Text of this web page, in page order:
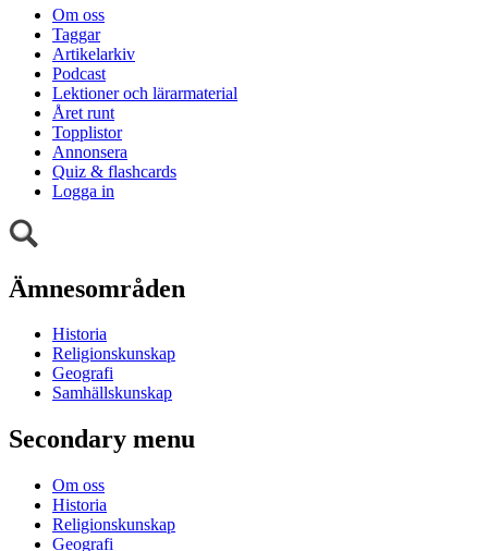
Om oss
Taggar
Artikelarkiv
Podcast
Lektioner och lärarmaterial
Året runt
Topplistor
Annonsera
Quiz & flashcards
Logga in
Ämnesområden
Historia
Religionskunskap
Geografi
Samhällskunskap
Secondary menu
Om oss
Historia
Religionskunskap
Geografi